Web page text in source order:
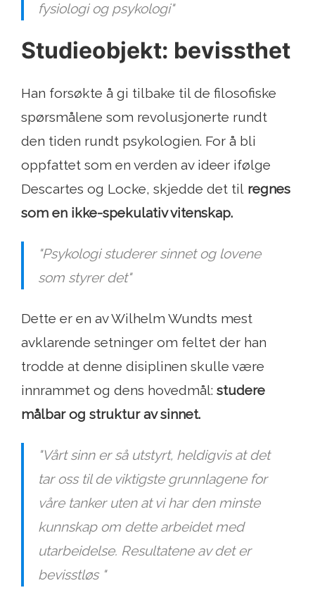
fysiologi og psykologi"
Studieobjekt: bevissthet
Han forsøkte å gi tilbake til de filosofiske
spørsmålene som revolusjonerte rundt
den tiden rundt psykologien. For å bli
oppfattet som en verden av ideer ifølge
Descartes og Locke, skjedde det til regnes
som en ikke-spekulativ vitenskap.
"Psykologi studerer sinnet og lovene
som styrer det"
Dette er en av Wilhelm Wundts mest
avklarende setninger om feltet der han
trodde at denne disiplinen skulle være
innrammet og dens hovedmål: studere
målbar og struktur av sinnet.
"Vårt sinn er så utstyrt, heldigvis at det
tar oss til de viktigste grunnlagene for
våre tanker uten at vi har den minste
kunnskap om dette arbeidet med
utarbeidelse. Resultatene av det er
bevisstløs "